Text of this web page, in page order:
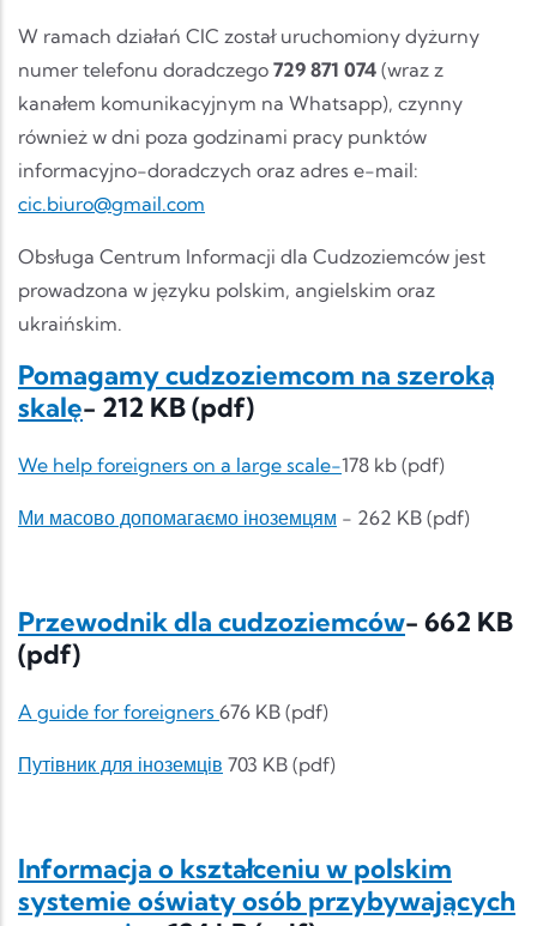
W ramach działań CIC został uruchomiony dyżurny
numer telefonu doradczego 729 871 074 (wraz z
kanałem komunikacyjnym na Whatsapp), czynny
również w dni poza godzinami pracy punktów
informacyjno-doradczych oraz adres e-mail:
cic.biuro@gmail.com
Obsługa Centrum Informacji dla Cudzoziemców jest
prowadzona w języku polskim, angielskim oraz
ukraińskim.
Pomagamy cudzoziemcom na szeroką
skalę- 212 KB (pdf)
We help foreigners on a large scale-178 kb (pdf)
Ми масово допомагаємо іноземцям - 262 KB (pdf)
Przewodnik dla cudzoziemców- 662 KB
(pdf)
A guide for foreigners 676 KB (pdf)
Путівник для іноземців 703 KB (pdf)
Informacja o kształceniu w polskim
systemie oświaty osób przybywających